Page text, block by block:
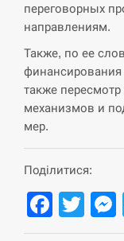
Силы
переправу,
СЕРПЕНЬ
12:10
11:53
Под огнем
почта”: что
переговорных
направлениям.
Также, по ее
также
механизмов и
мер.
Поділитися: